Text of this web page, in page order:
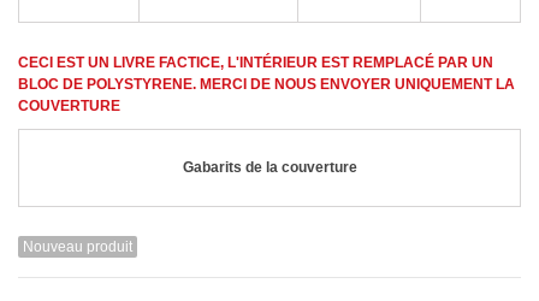
CECI EST UN LIVRE FACTICE, L'INTÉRIEUR EST REMPLACÉ PAR UN
BLOC DE POLYSTYRENE. MERCI DE NOUS ENVOYER UNIQUEMENT LA
COUVERTURE
Gabarits de la couverture
Nouveau produit